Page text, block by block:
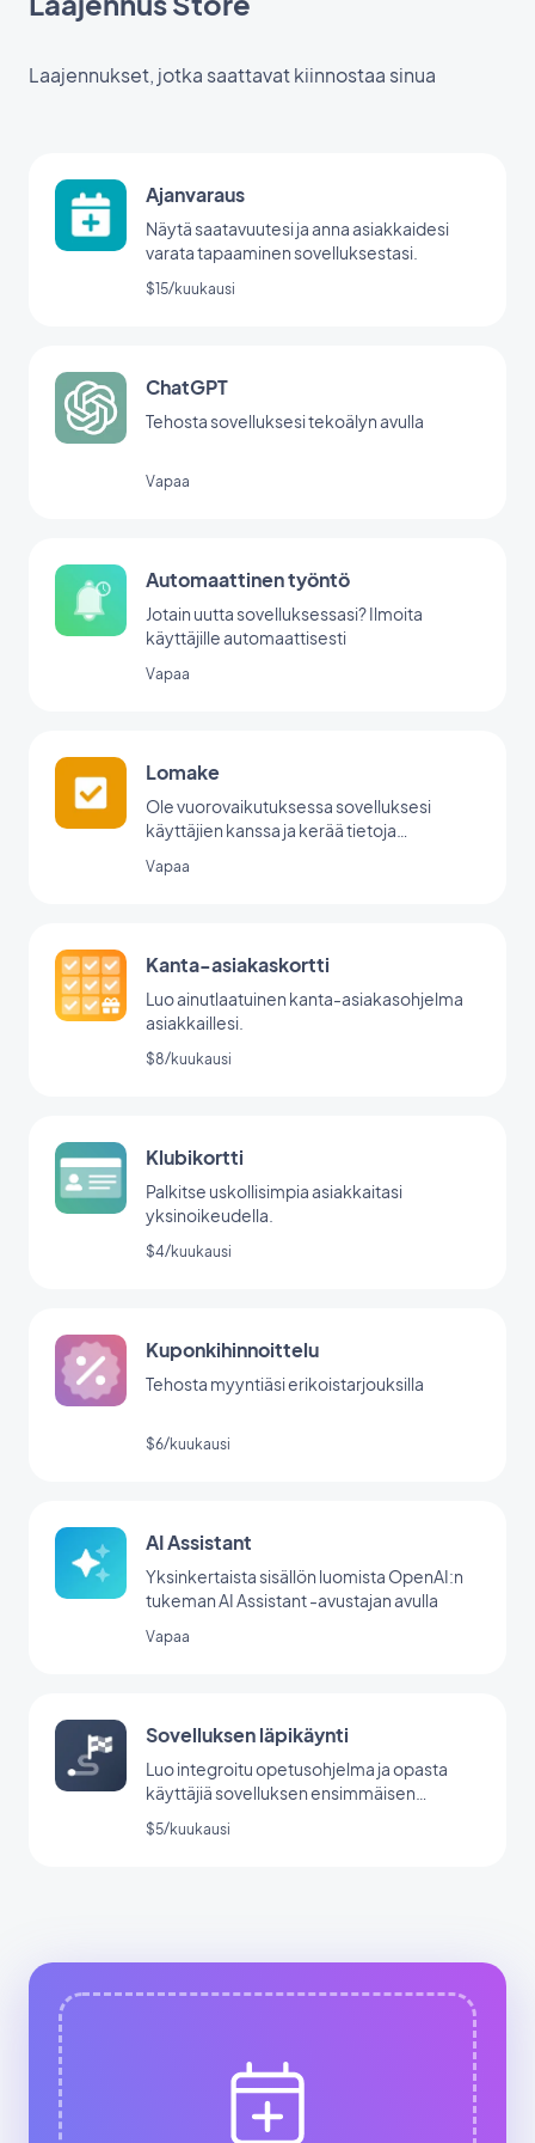
Laajennukset, jotka saattavat kiinnostaa sinua
Ajanvaraus
Näytä saatavuutesi ja anna asiakkaidesi
varata tapaaminen sovelluksestasi.
$15/kuukausi
ChatGPT
Tehosta sovelluksesi tekoälyn avulla
Vapaa
Automaattinen työntö
Jotain uutta sovelluksessasi? Ilmoita
käyttäjille automaattisesti
Vapaa
Lomake
Ole vuorovaikutuksessa sovelluksesi
käyttäjien kanssa ja kerää tietoja
Vapaa
Kanta-asiakaskortti
Luo ainutlaatuinen kanta-asiakasohjelma
asiakkaillesi.
$8/kuukausi
Klubikortti
Palkitse uskollisimpia asiakkaitasi
yksinoikeudella.
$4/kuukausi
Kuponkihinnoittelu
Tehosta myyntiäsi erikoistarjouksilla
$6/kuukausi
AI Assistant
Yksinkertaista sisällön luomista OpenAI:n
tukeman AI Assistant -avustajan avulla
Vapaa
Sovelluksen läpikäynti
Luo integroitu opetusohjelma ja opasta
käyttäjiä sovelluksen ensimmäisen
käynnistyksen aikana.
$5/kuukausi